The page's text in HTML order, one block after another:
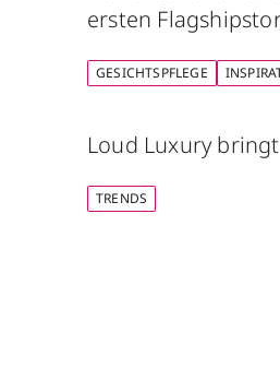
ersten
GESICHTSPFLEGE
Loud Luxury
TRENDS